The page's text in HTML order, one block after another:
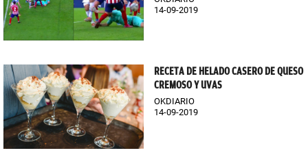
14-09-2019
RECETA DE HELADO CASERO DE QUESO
CREMOSO Y UVAS
OKDIARIO
14-09-2019